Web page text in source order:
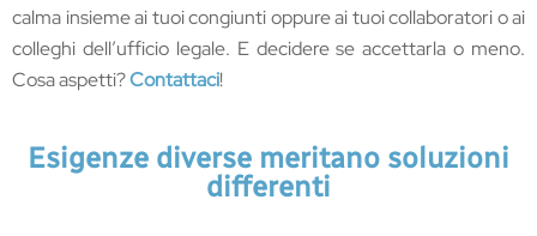
calma insieme ai tuoi congiunti oppure ai tuoi collaboratori o ai
colleghi dell’ufficio legale. E decidere se accettarla o meno.
Cosa aspetti?Contattaci!
Esigenze diverse meritano soluzioni
differenti